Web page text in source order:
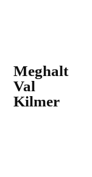
Meghalt
Val
Kilmer